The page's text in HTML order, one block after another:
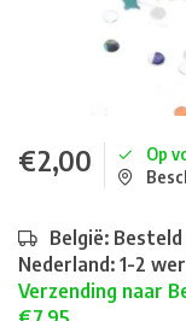
€2,00
Op
België:
Nederland: 1-2
Verzending naar